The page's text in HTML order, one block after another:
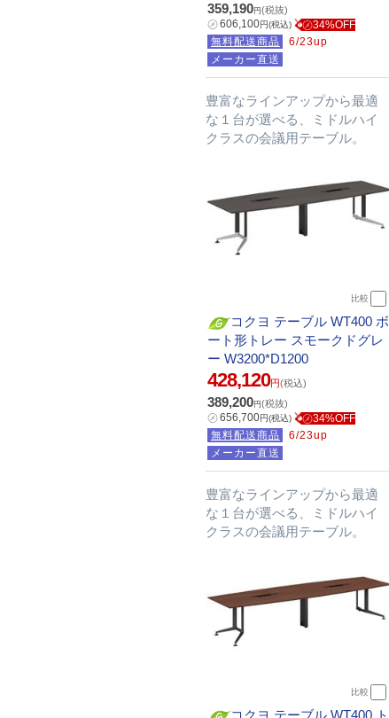
359,190円(税抜)
㋱606,100円(税込) ㋱34%OFF
無料配送商品
6/23up
メーカー直送
豊富なラインアップから最適
な１台が選べる、ミドルハイ
クラスの会議用テーブル。
比較
コクヨ テーブル WT400 ボ
ート形トレー スモークドグレ
ー W3200*D1200
428,120円(税込)
389,200円(税抜)
㋱656,700円(税込) ㋱34%OFF
無料配送商品
6/23up
メーカー直送
豊富なラインアップから最適
な１台が選べる、ミドルハイ
クラスの会議用テーブル。
比較
コクヨ テーブル WT400 ト